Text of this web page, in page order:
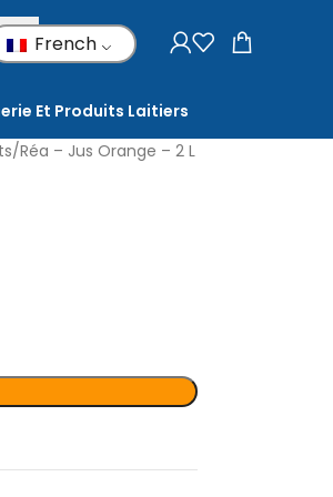
French
Et Produits Laitiers
Réa – Jus Orange – 2 L